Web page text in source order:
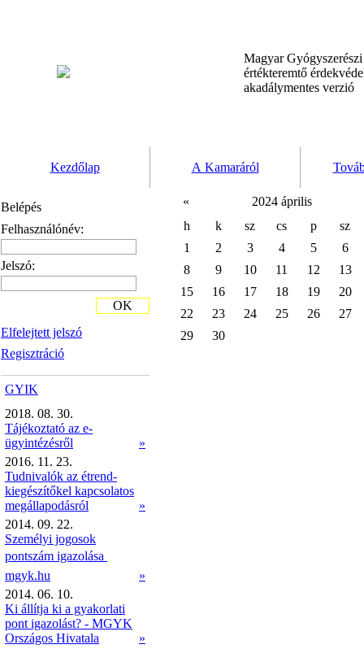
Magyar
értékteremtő
akadálymentes verzió
Kezdőlap A Kamaráról
Belépés
Felhasználónév:
Jelszó:
Elfelejtett jelszó
Regisztráció
OK
GYIK
2018. 08. 30.
Tájékoztató az e-
ügyintézésről
»
2016. 11. 23.
Tudnivalók az étrend-
kiegészítőkel kapcsolatos
megállapodásról
»
2014. 09. 22.
Személyi jogosok
pontszám igazolása 
mgyk.hu
»
2014. 06. 10.
Ki állítja ki a gyakorlati
pont igazolást? - MGYK
Országos Hivatala
»
«
2024 április
h
k sz cs p
sz
1
2 3 4 5
6
8
9 10 11 12
13
15
16 17 18 19
20
22
23 24 25 26
27
29
30